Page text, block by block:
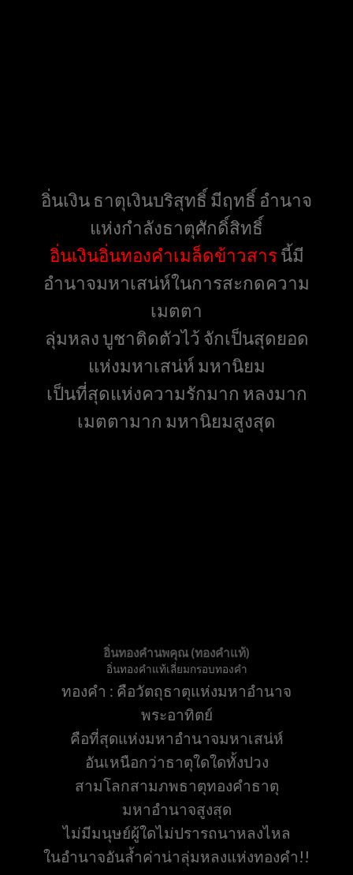
อิ่นเงิน ธาตุเงินบริสุทธิ์ มีฤทธิ์ อำนาจ
แห่งกำลังธาตุศักดิ์สิทธิ์
อิ่นเงินอิ่นทองคำเมล็ดข้าวสารนี้มี
อำนาจมหาเสน่ห์ในการสะกดความ
เมตตา
ลุ่มหลง บูชาติดตัวไว้ จักเป็นสุดยอด
แห่งมหาเสน่ห์ มหานิยม
เป็นที่สุดแห่งความรักมาก หลงมาก
เมตตามาก มหานิยมสูงสุด
อิ่นทองคำนพคุณ (ทองคำแท้)
อิ่นทองคำแท้เลี่ยมกรอบทองคำ
ทองคำ : คือวัตถุธาตุแห่งมหาอำนาจ
พระอาทิตย์
คือที่สุดแห่งมหาอำนาจมหาเสน่ห์
อันเหนือกว่าธาตุใดใดทั้งปวง
สามโลกสามภพธาตุทองคำธาตุ
มหาอำนาจสูงสุด
ไม่มีมนุษย์ผู้ใดไม่ปรารถนาหลงไหล
ในอำนาจอันล้ำค่าน่าลุ่มหลงแห่งทองคำ!!